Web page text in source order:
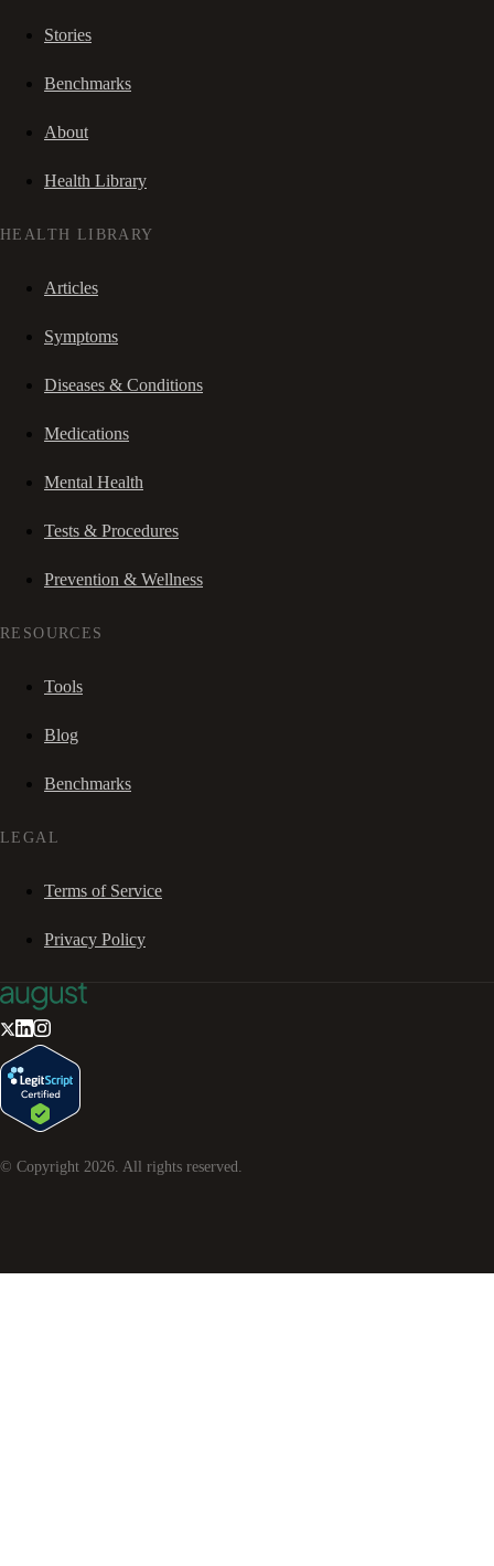
Stories
Benchmarks
About
Health Library
HEALTH LIBRARY
Articles
Symptoms
Diseases & Conditions
Medications
Mental Health
Tests & Procedures
Prevention & Wellness
RESOURCES
Tools
Blog
Benchmarks
LEGAL
Terms of Service
Privacy Policy
© Copyright 2026 . All rights reserved.